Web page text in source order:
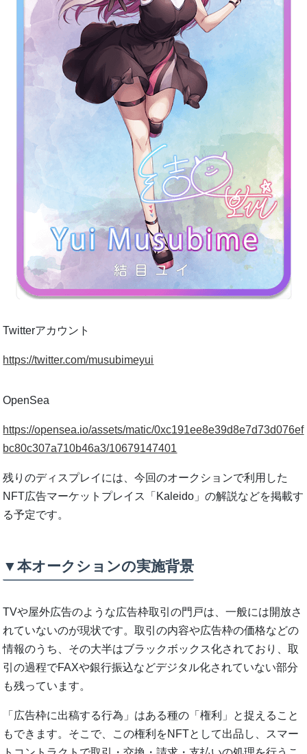
Twitterアカウント
https://twitter.com/musubimeyui
OpenSea
https://opensea.io/assets/matic/0xc191ee8e39d8e7d73d076ef
bc80c307a710b46a3/10679147401
残りのディスプレイには、今回のオークションで利用した
NFT広告マーケットプレイス「Kaleido」の解説などを掲載す
る予定です。
▼本オークションの実施背景
TVや屋外広告のような広告枠取引の門戸は、一般には開放さ
れていないのが現状です。取引の内容や広告枠の価格などの
情報のうち、その大半はブラックボックス化されており、取
引の過程でFAXや銀行振込などデジタル化されていない部分
も残っています。
「広告枠に出稿する行為」はある種の「権利」と捉えること
もできます。そこで、この権利をNFTとして出品し、スマー